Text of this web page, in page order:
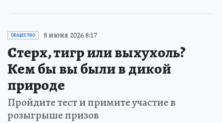
ОБЩЕСТВО 8 июня 2026 8:17
Стерх, тигр или выхухоль?
Кем бы вы были в дикой
природе
Пройдите тест и примите участие в
розыгрыше призов